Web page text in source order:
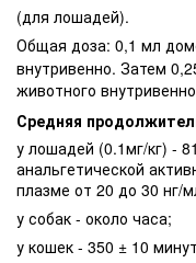
(для лошадей).
Общая доза: 0,1 мл
внутривенно. Затем
животного
Средняя
у лошадей (0.1мг/кг) -
анальгетической
плазме от 20 до 30 нг/
у собак - около часа;
у кошек - 350 ± 10